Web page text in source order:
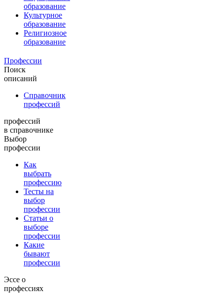
образование
Культурное
образование
Религиозное
образование
Профессии
Поиск
описаний
Справочник
профессий
профессий
в справочнике
Выбор
профессии
Как
выбрать
профессию
Тесты на
выбор
профессии
Статьи о
выборе
профессии
Какие
бывают
профессии
Эссе о
профессиях